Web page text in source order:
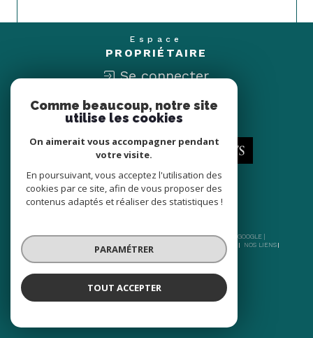
Espace
PROPRIÉTAIRE
Se connecter
Nous
ADHÉRONS
© 2026 | TOUS DROITS RÉSERVÉS | TRADUCTION POWERED BY GOOGLE |
PLAN DU SITE ADMIN
NOS LIENS
POLITIQUE RGPD
Comme beaucoup, notre site
utilise les cookies
On aimerait vous accompagner pendant
votre visite.
En poursuivant, vous acceptez l'utilisation des
cookies par ce site, afin de vous proposer des
contenus adaptés et réaliser des statistiques !
PARAMÉTRER
TOUT ACCEPTER